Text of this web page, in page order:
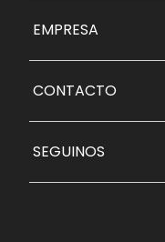
EMPRESA
CONTACTO
SEGUINOS